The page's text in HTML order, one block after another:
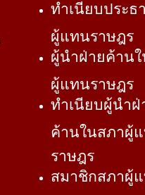
ทำเนียบประธ
ผู้แทนราษฎร
ผู้นำฝ่ายค้าน
ผู้แทนราษฎร
ทำเนียบผู้นำฝ่
ค้านในสภาผู้
ราษฎร
สมาชิกสภาผู้